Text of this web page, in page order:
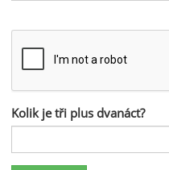
Kolik je tři plus dvanáct?